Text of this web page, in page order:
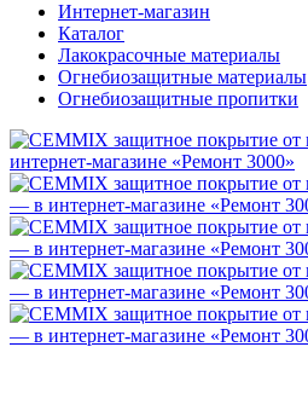
Интернет-магазин
Каталог
Лакокрасочные материалы
Огнебиозащитные материалы
Огнебиозащитные пропитки